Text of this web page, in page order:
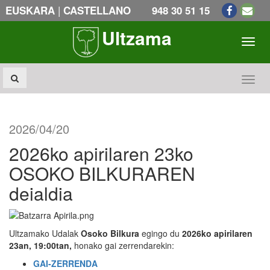
EUSKARA | CASTELLANO 948 30 51 15
Ultzama
2026/04/20
2026ko apirilaren 23ko
OSOKO BILKURAREN
deialdia
Ultzamako Udalak Osoko Bilkura egingo du 2026ko apirilaren
23an, 19:00tan, honako gai zerrendarekin:
GAI-ZERRENDA